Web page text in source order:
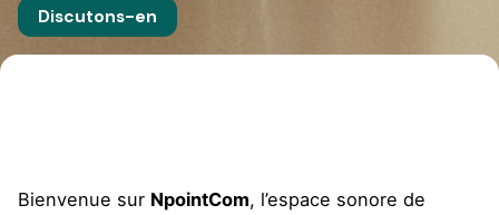
Discutons-en
Bienvenue sur NpointCom, l’espace sonore de